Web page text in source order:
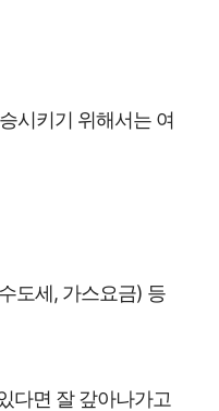
시키기 위해서는 여
도세, 가스요금) 등
다면 잘 갚아나가고